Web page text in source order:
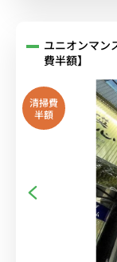
ユニオンマン
費半額】
清掃費
半額